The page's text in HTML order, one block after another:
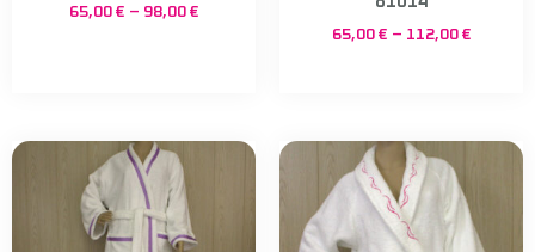
65,00 € – 98,00 €
65,00 € – 112,00 €